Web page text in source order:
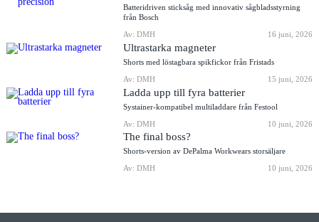
Batteridriven sticksåg med innovativ sågbladsstyrning
från Bosch
Av: DMH
16 juni, 2026
Ultrastarka magneter
Shorts med löstagbara spikfickor från Fristads
Av: DMH
15 juni, 2026
Ladda upp till fyra batterier
Systainer-kompatibel multiladdare från Festool
Av: DMH
10 juni, 2026
The final boss?
Shorts-version av DePalma Workwears storsäljare
Av: DMH
10 juni, 2026